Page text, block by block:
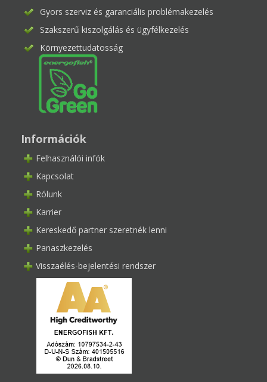
Gyors szerviz és garanciális problémakezelés
Szakszerű kiszolgálás és ügyfélkezelés
Környezettudatosság
Információk
Felhasználói infók
Kapcsolat
Rólunk
Karrier
Kereskedő partner szeretnék lenni
Panaszkezelés
Visszaélés-bejelentési rendszer